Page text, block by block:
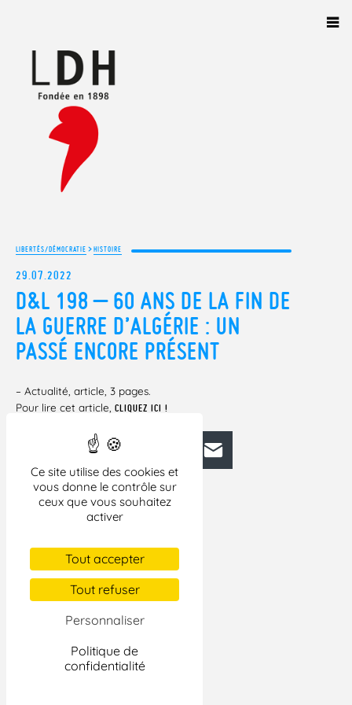
Ce site utilise des cookies et
vous donne le contrôle sur
ceux que vous souhaitez
activer
Tout accepter
Tout refuser
Personnaliser
Politique de
confidentialité
LIBERTÉS/DÉMOCRATIE >HISTOIRE
29.07.2022
D&L 198 – 60 ANS DE LA FIN DE
LA GUERRE D’ALGÉRIE : UN
PASSÉ ENCORE PRÉSENT
– Actualité, article, 3 pages.
Pour lire cet article, CLIQUEZ ICI !
FacebookBlueskyMastodonLinkedIn